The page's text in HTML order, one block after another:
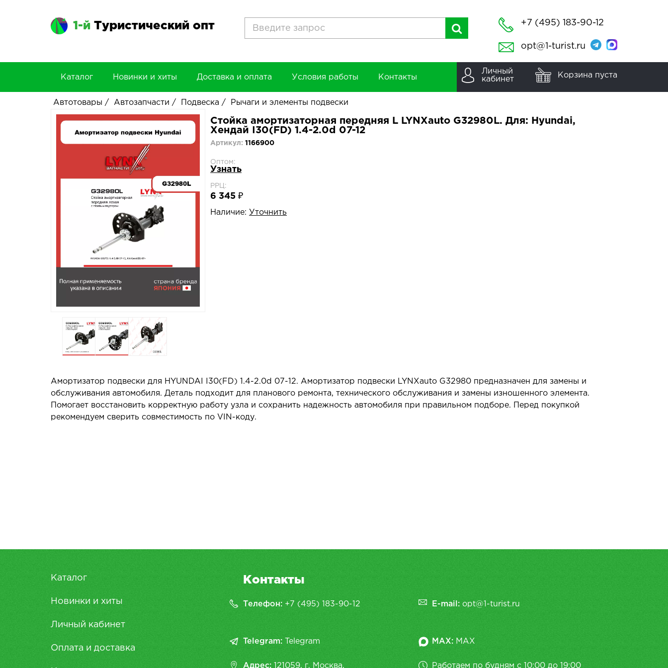
1-й Туристический опт +7 (495) 183-90-12
opt@1-turist.ru
Каталог Новинки и хиты Доставка и оплата Условия работы Контакты
Личный
кабинет
Корзина пуста
Автотовары / Автозапчасти / Подвеска / Рычаги и элементы подвески
Стойка амортизаторная передняя L LYNXauto G32980L. Для: Hyundai,
Хендай I30(FD) 1.4-2.0d 07-12
Артикул:1166900
Оптом:
Узнать
РРЦ:
6 345 ₽
Наличие: Уточнить
Амортизатор подвески для HYUNDAI I30(FD) 1.4-2.0d 07-12. Амортизатор подвески LYNXauto G32980 предназначен для замены и
обслуживания автомобиля. Деталь подходит для планового ремонта, технического обслуживания и замены изношенного элемента.
Помогает восстановить корректную работу узла и сохранить надежность автомобиля при правильном подборе. Перед покупкой
рекомендуем сверить совместимость по VIN-коду.
Каталог
Новинки и хиты
Личный кабинет
Оплата и доставка
Контакты
Телефон: +7 (495) 183-90-12 E-mail: opt@1-turist.ru
Telegram: Telegram MAX: MAX
Адрес: 121059, г. Москва, Работаем по будням с 10:00 до 19:00